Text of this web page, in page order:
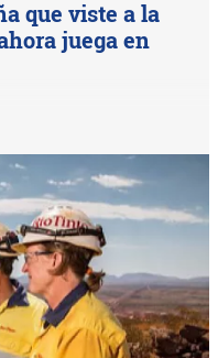
que viste a la
juega en